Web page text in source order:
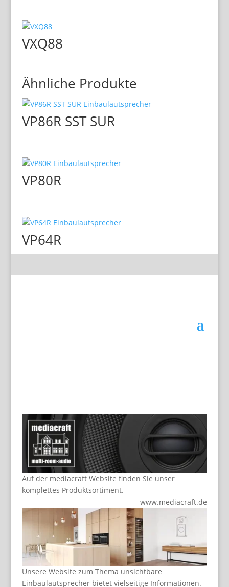
VXQ88
Ähnliche Produkte
VP86R SST SUR
VP80R
VP64R
Auf der mediacraft Website finden Sie unser
komplettes Produktsortiment.
www.mediacraft.de
Unsere Website zum Thema unsichtbare
Einbaulautsprecher bietet vielseitige Informationen.